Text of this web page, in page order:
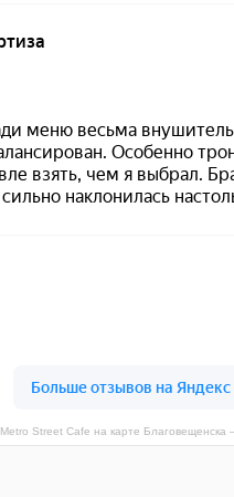
Metro Street Cafe на карте